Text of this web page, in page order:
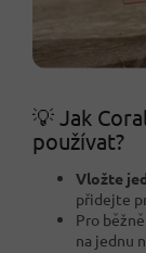
💡 Jak
používat?
Vložte
přidejte
Pro
na jednu